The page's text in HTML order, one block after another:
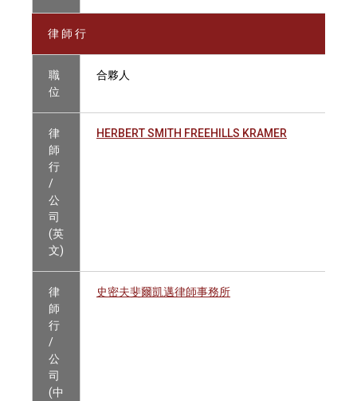
律 師 行
職
位
合夥人
律
師
行
/
公
司
(英
文)
HERBERT SMITH FREEHILLS KRAMER
律
師
行
/
公
司
(中
史密夫斐爾凱邁律師事務所